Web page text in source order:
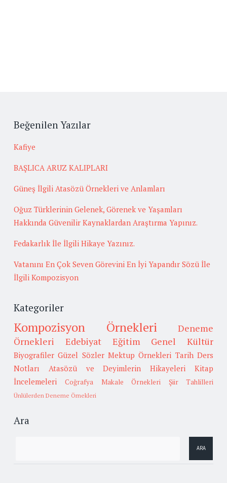
Beğenilen Yazılar
Kafiye
BAŞLICA ARUZ KALIPLARI
Güneş İlgili Atasözü Örnekleri ve Anlamları
Oğuz Türklerinin Gelenek, Görenek ve Yaşamları
Hakkında Güvenilir Kaynaklardan Araştırma Yapınız.
Fedakarlık İle İlgili Hikaye Yazınız.
Vatanını En Çok Seven Görevini En İyi Yapandır Sözü İle
İlgili Kompozisyon
Kategoriler
Kompozisyon Örnekleri
Deneme
Örnekleri
Edebiyat Eğitim Genel Kültür
Biyografiler Güzel Sözler Mektup Örnekleri Tarih Ders
Notları
Atasözü ve Deyimlerin Hikayeleri
Kitap
İncelemeleri
Coğrafya Makale Örnekleri Şiir Tahlilleri
Ünlülerden Deneme Örnekleri
Ara